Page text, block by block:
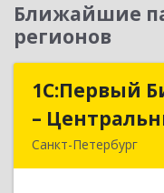
Ближайшие
регионов
1С:Первый
–
Санкт-Петербург
1С:Первый